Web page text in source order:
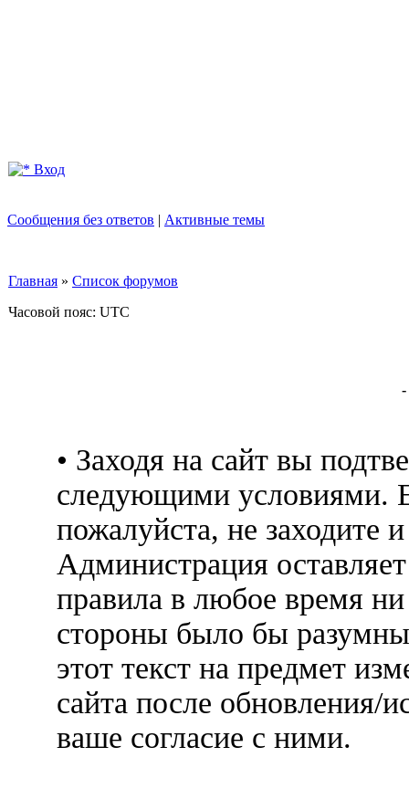
Вход
Сообщения без ответов | Активные темы
Главная » Список форумов
Часовой пояс: UTC
-
• Заходя на сайт вы
следующими условиями.
пожалуйста, не заходите
Администрация
правила в любое время
стороны было бы
этот текст на предмет
сайта после обновления/
ваше согласие с ними.